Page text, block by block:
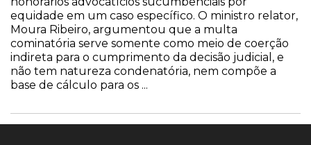
equidade em um caso específico. O ministro relator,
Moura Ribeiro, argumentou que a multa
cominatória serve somente como meio de coerção
indireta para o cumprimento da decisão judicial, e
não tem natureza condenatória, nem compõe a
base de cálculo para os ...